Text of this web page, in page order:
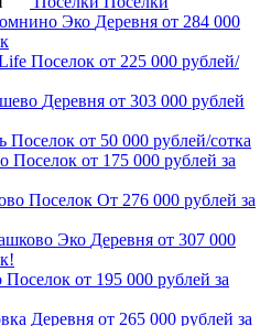
Эко Деревня от 284 000
Поселок от 225 000 рублей/
Деревня от 303 000 рублей
Поселок от 50 000 рублей/сотка
Поселок от 175 000 рублей за
Поселок От 276 000 рублей за
Эко Деревня от 307 000
Поселок от 195 000 рублей за
Деревня от 265 000 рублей за